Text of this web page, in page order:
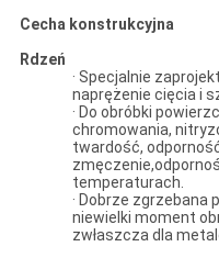
Cecha konstrukcyjna
Rdzeń
· Specjalnie
naprężenie cięcia i
· Do obróbki
chromowania,
twardość,
temperaturach.
· Dobrze zgrzebana
niewielki moment
zwłaszcza dla